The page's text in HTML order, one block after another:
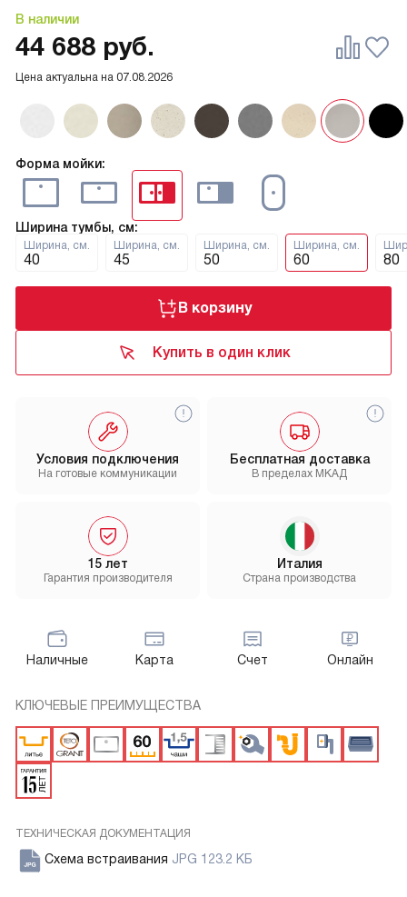
В наличии
Форма мойки:
Ширина тумбы, см:
Ширина, см.
40
Ширина, см.
45
Ширина, см.
50
Ширина, см.
60 80
Цена актуальна на 07.08.2026
44 688 руб.
В корзину
Купить в один клик
Бесплатная доставка
В пределах МКАД
15 лет
Гарантия производителя
Условия подключения
На готовые коммуникации
Италия
Страна производства
Наличные Карта Счет Онлайн
КЛЮЧЕВЫЕ ПРЕИМУЩЕСТВА
ТЕХНИЧЕСКАЯ ДОКУМЕНТАЦИЯ
Схема встраивания JPG 123.2 КБ